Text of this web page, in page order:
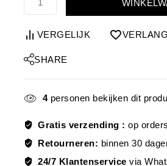
VERGELIJK
SHARE
4personen bekijken dit
Gratis verzending :op
Retourneren: binnen 30
24/7 Klantenservice via